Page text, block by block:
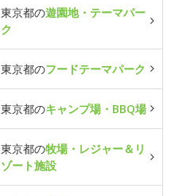
東京都の遊園地・テーマパー
ク
東京都のフードテーマパーク
東京都のキャンプ場・BBQ場
東京都の牧場・レジャー＆リ
ゾート施設